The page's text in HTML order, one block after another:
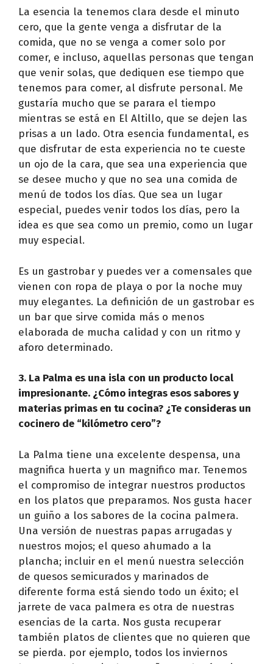
La esencia la tenemos clara desde el minuto
cero, que la gente venga a disfrutar de la
comida, que no se venga a comer solo por
comer, e incluso, aquellas personas que tengan
que venir solas, que dediquen ese tiempo que
tenemos para comer, al disfrute personal. Me
gustaría mucho que se parara el tiempo
mientras se está en El Altillo, que se dejen las
prisas a un lado. Otra esencia fundamental, es
que disfrutar de esta experiencia no te cueste
un ojo de la cara, que sea una experiencia que
se desee mucho y que no sea una comida de
menú de todos los días. Que sea un lugar
especial, puedes venir todos los días, pero la
idea es que sea como un premio, como un lugar
muy especial.
Es un gastrobar y puedes ver a comensales que
vienen con ropa de playa o por la noche muy
muy elegantes. La definición de un gastrobar es
un bar que sirve comida más o menos
elaborada de mucha calidad y con un ritmo y
aforo determinado.
3. La Palma es una isla con un producto local
impresionante. ¿Cómo integras esos sabores y
materias primas en tu cocina? ¿Te consideras un
cocinero de “kilómetro cero”?
La Palma tiene una excelente despensa, una
magnifica huerta y un magnifico mar. Tenemos
el compromiso de integrar nuestros productos
en los platos que preparamos. Nos gusta hacer
un guiño a los sabores de la cocina palmera.
Una versión de nuestras papas arrugadas y
nuestros mojos; el queso ahumado a la
plancha; incluir en el menú nuestra selección
de quesos semicurados y marinados de
diferente forma está siendo todo un éxito; el
jarrete de vaca palmera es otra de nuestras
esencias de la carta. Nos gusta recuperar
también platos de clientes que no quieren que
se pierda. por ejemplo, todos los inviernos